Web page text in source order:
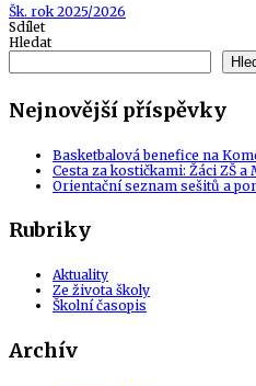
Tags
Šk. rok 2025/2026
Sdílet
Hledat
Nejnovější příspěvky
Basketbalová benefice na
Cesta za kostičkami: Žáci ZŠ
Orientační seznam sešitů a
Rubriky
Aktuality
Ze života školy
Školní časopis
Archív